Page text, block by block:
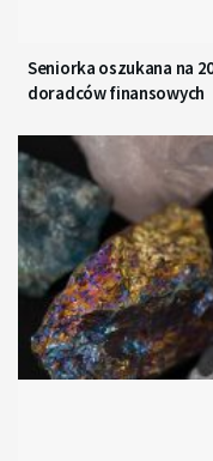
Seniorka oszukana na
doradców finansowych